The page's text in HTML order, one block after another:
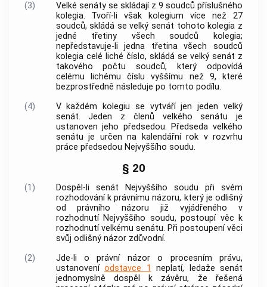
(3)
Velké senáty se skládají z 9 soudců příslušného
kolegia. Tvoří-li však kolegium více než 27
soudců, skládá se velký senát tohoto kolegia z
jedné třetiny všech soudců kolegia;
nepředstavuje-li jedna třetina všech soudců
kolegia celé liché číslo, skládá se velký senát z
takového počtu soudců, který odpovídá
celému lichému číslu vyššímu než 9, které
bezprostředně následuje po tomto podílu.
(4)
V každém kolegiu se vytváří jen jeden velký
senát. Jeden z členů velkého senátu je
ustanoven jeho předsedou. Předseda velkého
senátu je určen na kalendářní rok v rozvrhu
práce předsedou Nejvyššího soudu.
§ 20
(1)
Dospěl-li senát Nejvyššího soudu při svém
rozhodování k právnímu názoru, který je odlišný
od právního názoru již vyjádřeného v
rozhodnutí Nejvyššího soudu, postoupí věc k
rozhodnutí velkému senátu. Při postoupení věci
svůj odlišný názor zdůvodní.
(2)
Jde-li o právní názor o procesním právu,
ustanovení odstavce 1
neplatí, ledaže senát
jednomyslně dospěl k závěru, že řešená